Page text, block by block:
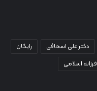
دکتر علی اسحاقی
رایگان
فرزانه اسلامی